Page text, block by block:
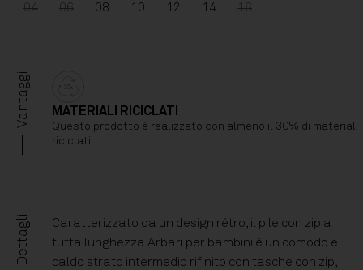
04 06 08 10 12 14 16
Vantaggi MATERIALI RICICLATI
Questo prodotto è realizzato con almeno il 30% di materiali
riciclati.
Dettagli
Caratterizzato da un design rétro, il pile con zip a
tutta lunghezza Arbari per bambini è un comodo e
caldo strato intermedio rifinito con tasche con zip,